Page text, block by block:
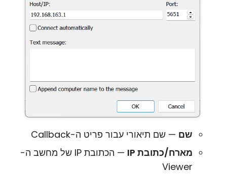
שם — שם תיאורי עבור פריט ה-Callback
מארח/כתובת IP
— הכתובת IP של מחשב ה-
Viewer